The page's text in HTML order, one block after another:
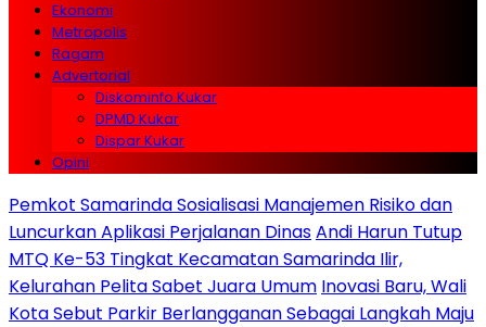
Ekonomi
Metropolis
Ragam
Advertorial
Diskominfo Kukar
DPMD Kukar
Dispar Kukar
Opini
Pemkot Samarinda Sosialisasi Manajemen Risiko dan
Luncurkan Aplikasi Perjalanan DinasAndi Harun Tutup
MTQ Ke-53 Tingkat Kecamatan Samarinda Ilir,
Kelurahan Pelita Sabet Juara Umum Inovasi Baru, Wali
Kota Sebut Parkir Berlangganan Sebagai Langkah Maju